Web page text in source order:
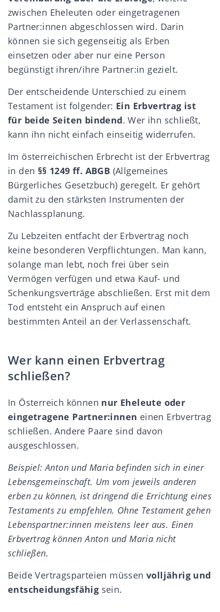
zwischen Eheleuten oder eingetragenen
Partner:innen abgeschlossen wird. Darin
können sie sich gegenseitig als Erben
einsetzen oder aber nur eine Person
begünstigt ihren/ihre Partner:in gezielt.
Der entscheidende Unterschied zu einem
Testament ist folgender: Ein Erbvertrag ist
für beide Seiten bindend. Wer ihn schließt,
kann ihn nicht einfach einseitig widerrufen.
Im österreichischen Erbrecht ist der Erbvertrag
in den §§ 1249 ff. ABGB (Allgemeines
Bürgerliches Gesetzbuch) geregelt. Er gehört
damit zu den stärksten Instrumenten der
Nachlassplanung.
Zu Lebzeiten entfacht der Erbvertrag noch
keine besonderen Verpflichtungen. Man kann,
solange man lebt, nochfrei über sein
Vermögen verfügen und etwa Kauf- und
Schenkungsverträge abschließen. Erst mit dem
Tod entsteht ein Anspruch auf einen
bestimmten Anteil an der Verlassenschaft.
Wer kann einen Erbvertrag
schließen?
In Österreich können nur Eheleute oder
eingetragene Partner:innen einen Erbvertrag
schließen. Andere Paare sind davon
ausgeschlossen.
Beispiel: Anton und Maria befinden sich in einer
Lebensgemeinschaft. Um vom jeweils anderen
erben zu können, ist dringend die Errichtung eines
Testaments zu empfehlen. Ohne Testamentgehen
Lebenspartner:innen meistens leer aus. Einen
Erbvertrag können Anton und Maria nicht
schließen.
Beide Vertragsparteien müssen volljährig und
entscheidungsfähig sein.